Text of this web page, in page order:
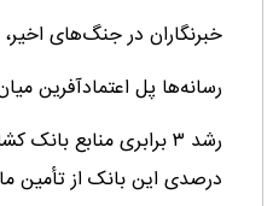
خبرنگاران در جنگ‌های
رسانه‌ها پل اعتمادآفرین
درصدی این بانک از تأمین